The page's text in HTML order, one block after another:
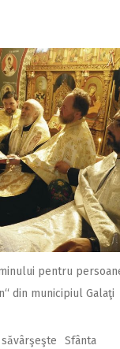
pentru
din municipiul Galaţi
Sfânta